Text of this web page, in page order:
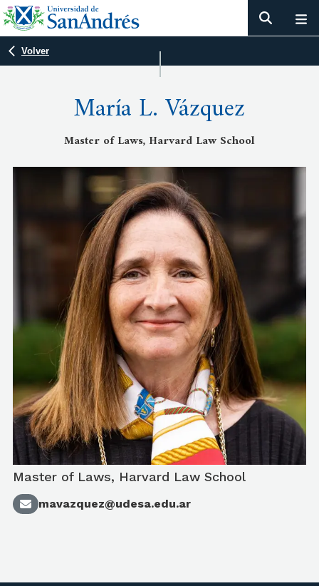
Volver
María L. Vázquez
Master of Laws, Harvard Law School
Master of Laws, Harvard Law School
mavazquez@udesa.edu.ar